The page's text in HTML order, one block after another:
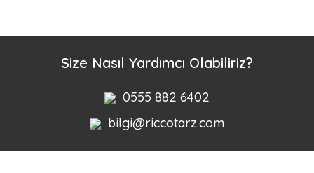
Size Nasıl Yardımcı Olabiliriz?
0555 882 6402
bilgi@riccotarz.com